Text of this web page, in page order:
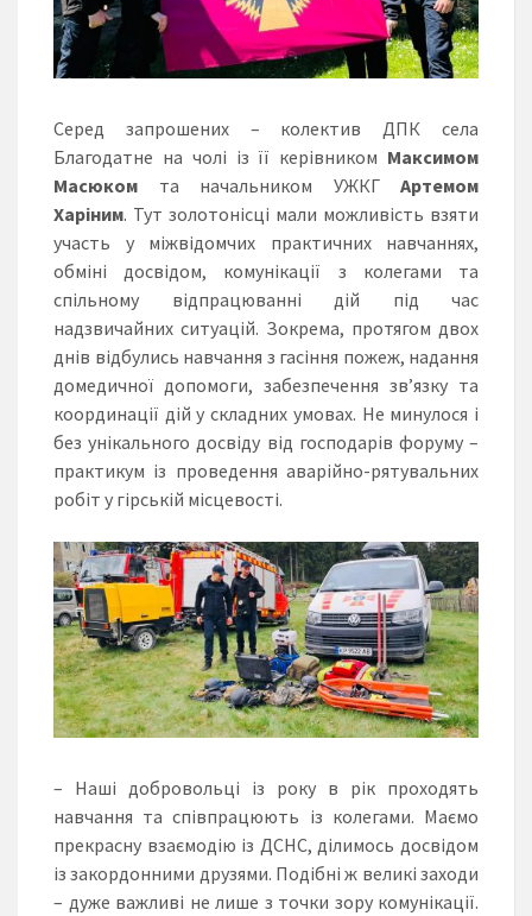
Серед запрошених – колектив ДПК села
Благодатне на чолі із її керівником Максимом
Масюком та начальником УЖКГ Артемом
Харіним. Тут золотонісці мали можливість взяти
участь у міжвідомчих практичних навчаннях,
обміні досвідом, комунікації з колегами та
спільному відпрацюванні дій під час
надзвичайних ситуацій. Зокрема, протягом двох
днів відбулись навчання з гасіння пожеж, надання
домедичної допомоги, забезпечення зв’язку та
координації дій у складних умовах. Не минулося і
без унікального досвіду від господарів форуму –
практикум із проведення аварійно-рятувальних
робіт у гірській місцевості.
– Наші добровольці із року в рік проходять
навчання та співпрацюють із колегами. Маємо
прекрасну взаємодію із ДСНС, ділимось досвідом
із закордонними друзями. Подібні ж великі заходи
– дуже важливі не лише з точки зору комунікації.